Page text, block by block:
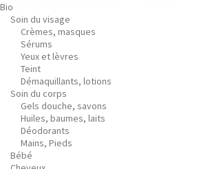
Bio
Soin du visage
Crèmes, masques
Sérums
Yeux et lèvres
Teint
Démaquillants, lotions
Soin du corps
Gels douche, savons
Huiles, baumes, laits
Déodorants
Mains, Pieds
Bébé